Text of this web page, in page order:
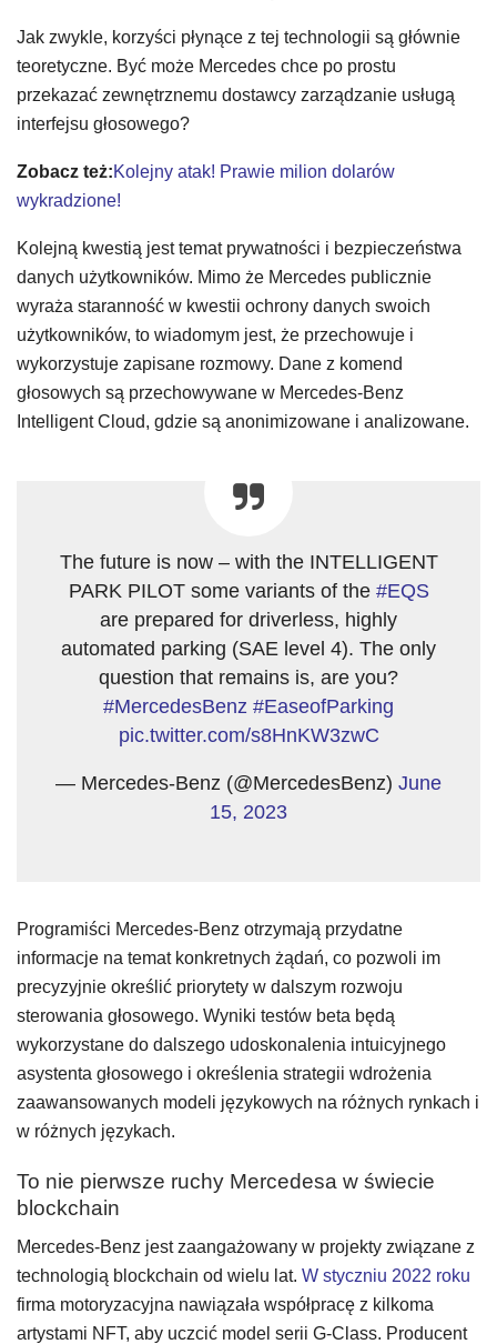
Jak zwykle, korzyści płynące z tej technologii są głównie
teoretyczne. Być może Mercedes chce po prostu
przekazać zewnętrznemu dostawcy zarządzanie usługą
interfejsu głosowego?
Zobacz też:Kolejny atak! Prawie milion dolarów
wykradzione!
Kolejną kwestią jest temat prywatności i bezpieczeństwa
danych użytkowników. Mimo że Mercedes publicznie
wyraża staranność w kwestii ochrony danych swoich
użytkowników, to wiadomym jest, że przechowuje i
wykorzystuje zapisane rozmowy. Dane z komend
głosowych są przechowywane w Mercedes-Benz
Intelligent Cloud, gdzie są anonimizowane i analizowane.
The future is now – with the INTELLIGENT
PARK PILOT some variants of the #EQS
are prepared for driverless, highly
automated parking (SAE level 4). The only
question that remains is, are you?
#MercedesBenz #EaseofParking
pic.twitter.com/s8HnKW3zwC
— Mercedes-Benz (@MercedesBenz) June
15, 2023
Programiści Mercedes-Benz otrzymają przydatne
informacje na temat konkretnych żądań, co pozwoli im
precyzyjnie określić priorytety w dalszym rozwoju
sterowania głosowego. Wyniki testów beta będą
wykorzystane do dalszego udoskonalenia intuicyjnego
asystenta głosowego i określenia strategii wdrożenia
zaawansowanych modeli językowych na różnych rynkach i
w różnych językach.
To nie pierwsze ruchy Mercedesa w świecie
blockchain
Mercedes-Benz jest zaangażowany w projekty związane z
technologią blockchain od wielu lat. W styczniu 2022 roku
firma motoryzacyjna nawiązała współpracę z kilkoma
artystami NFT, aby uczcić model serii G-Class. Producent